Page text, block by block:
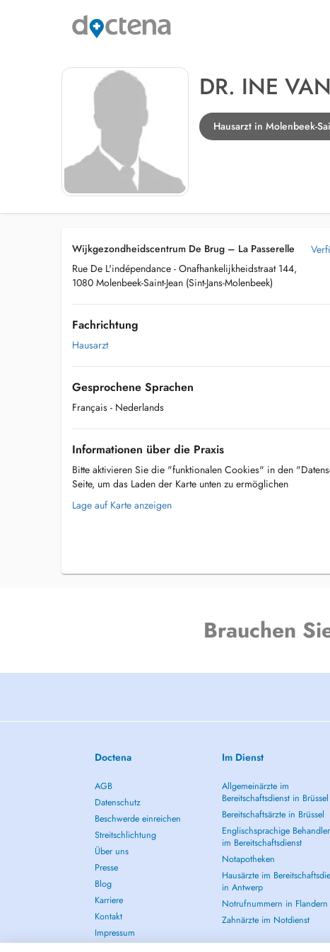
DR. INE
Hausarzt in Molenbeek-
Wijkgezondheidscentrum De Brug – La Passerelle
Rue De L'indépendance - Onafhankelijkheidstraat 144,
1080 Molenbeek-Saint-Jean (Sint-Jans-Molenbeek)
Fachrichtung
Hausarzt
Gesprochene Sprachen
Français - Nederlands
Informationen über die Praxis
Bitte aktivieren Sie die "funktionalen Cookies" in den
Seite, um das Laden der Karte unten zu ermöglichen
Lage auf Karte anzeigen
Brauchen
Doctena
AGB
Datenschutz
Beschwerde einreichen
Streitschlichtung
Über uns
Presse
Blog
Karriere
Kontakt
Impressum
Im Dienst
Allgemeinärzte im
Bereitschaftsdienst in Brüssel
Bereitschaftsärzte in Brüssel
Englischsprachige Behandler
im Bereitschaftsdienst
Notapotheken
Hausärzte im
in Antwerp
Notrufnummern in Flandern
Zahnärzte im Notdienst